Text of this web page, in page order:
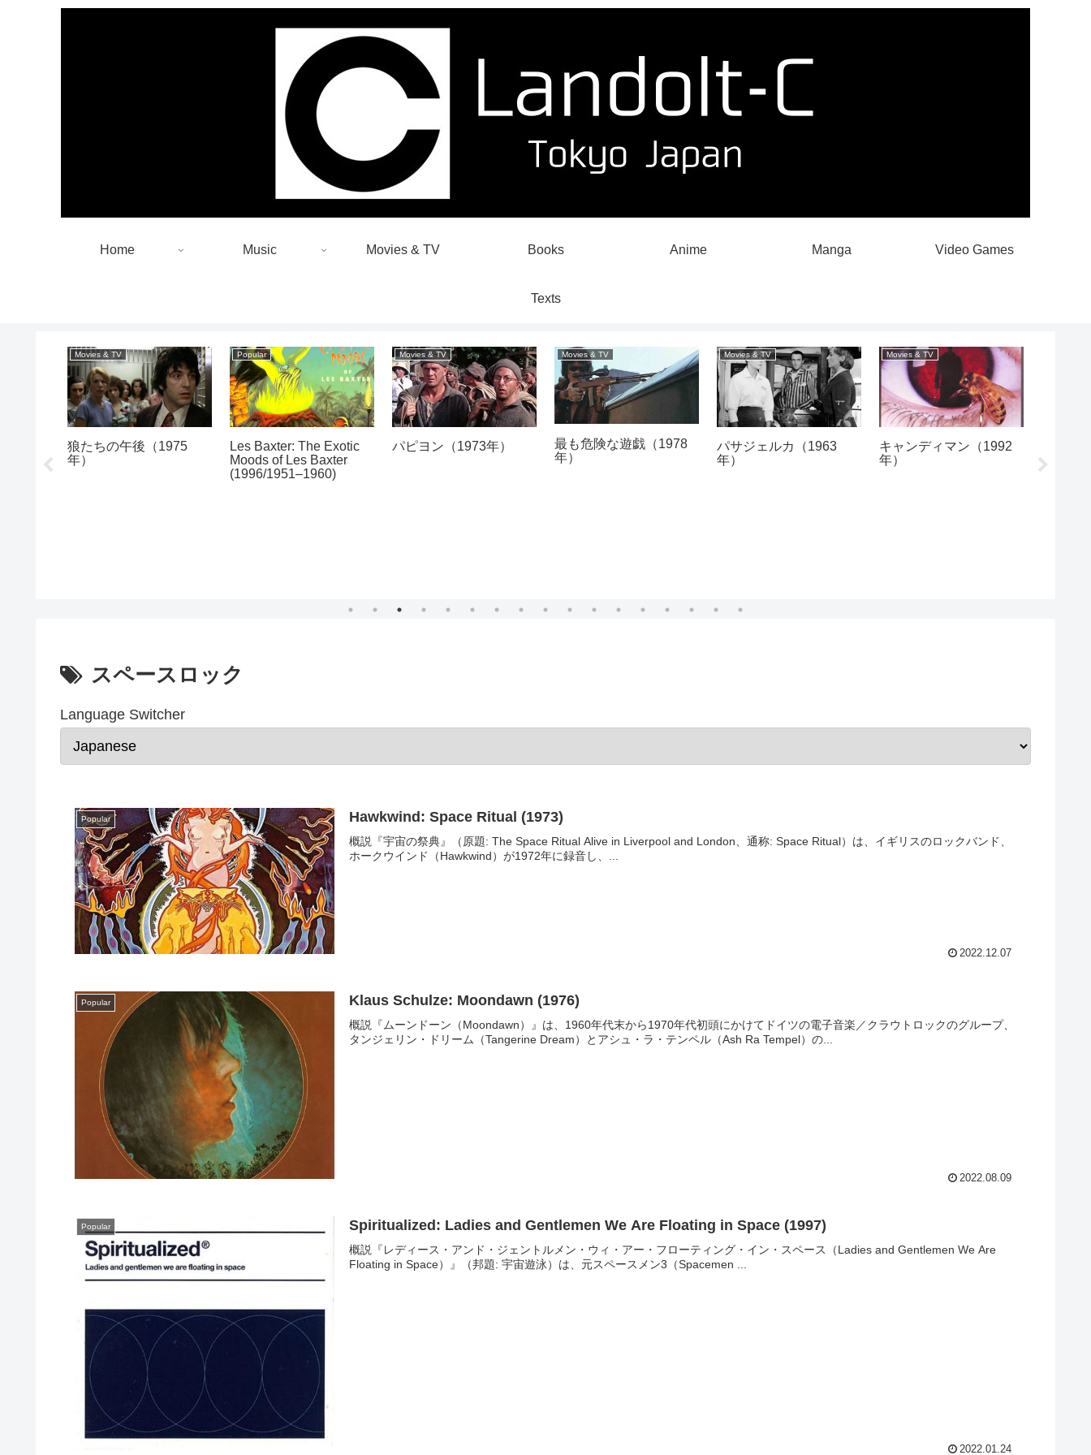
Home Music Movies & TV Books Anime Manga Video Games
Texts
Movies & TV
狼たちの午後（1975
年）
Popular
Les Baxter: The Exotic
Moods of Les Baxter
(1996/1951–1960)
Movies & TV
パピヨン（1973年）
Movies & TV
最も危険な遊戯（1978
年）
Movies & TV
パサジェルカ（1963
年）
Movies & TV
キャンディマン（1992
年）
真空パ
スペースロック
Language Switcher
Popular Hawkwind: Space Ritual (1973)
概説『宇宙の祭典』（原題: The Space Ritual Alive in Liverpool and London、通称: Space Ritual）は、イギリスのロックバンド、
ホークウインド（Hawkwind）が1972年に録音し、...
2022.12.07
Popular Klaus Schulze: Moondawn (1976)
概説『ムーンドーン（Moondawn）』は、1960年代末から1970年代初頭にかけてドイツの電子音楽／クラウトロックのグループ、
タンジェリン・ドリーム（Tangerine Dream）とアシュ・ラ・テンペル（Ash Ra Tempel）の...
2022.08.09
Popular Spiritualized: Ladies and Gentlemen We Are Floating in Space (1997)
概説『レディース・アンド・ジェントルメン・ウィ・アー・フローティング・イン・スペース（Ladies and Gentlemen We Are
Floating in Space）』（邦題: 宇宙遊泳）は、元スペースメン3（Spacemen ...
2022.01.24